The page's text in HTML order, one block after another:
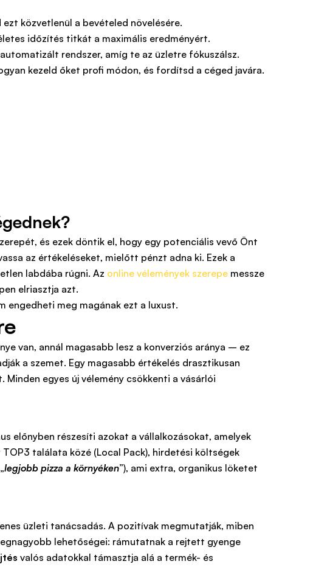
közvetlenül a bevételed növelésére.
időzítés titkát a maximális eredményért.
rendszer, amíg te az üzletre fókuszálsz.
kezeld őket profi módon, és fordítsd a céged javára.
és ezek döntik el, hogy egy potenciális vevő Önt
az értékeléseket, mielőtt pénzt adna ki. Ezek a
labdába rúgni. Az online vélemények szerepe messze
elriasztja azt.
engedheti meg magának ezt a luxust.
van, annál magasabb lesz a konverziós aránya – ez
a szemet. Egy magasabb értékelés drasztikusan
egyes új vélemény csökkenti a vásárlói
előnyben részesíti azokat a vállalkozásokat, amelyek
találata közé (Local Pack), hirdetési költségek
legjobb pizza a környéken”), ami extra, organikus löketet
üzleti tanácsadás. A pozitívak megmutatják, miben
lehetőségei: rámutatnak a rejtett gyenge
valós adatokkal támasztja alá a termék- és